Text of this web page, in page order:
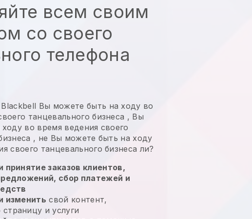
всем своим
со своего
телефона
Blackbell Вы можете быть на ходу во
танцевального бизнеса , Вы
во время ведения своего
, не Вы можете быть на ходу
своего танцевального бизнеса ли?
принятие заказов клиентов,
сбор платежей и
изменить свой контент,
и услуги